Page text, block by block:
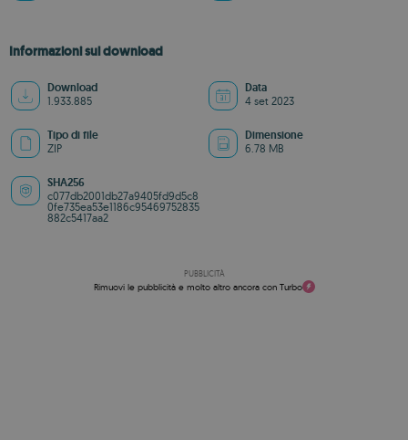
Informazioni sul download
Download
1.933.885
Data
4 set 2023
Tipo di file
ZIP
Dimensione
6.78 MB
SHA256
c077db2001db27a9405fd9d5c8
0fe735ea53e1186c95469752835
882c5417aa2
PUBBLICITÀ
Rimuovi le pubblicità e molto altro ancora con Turbo